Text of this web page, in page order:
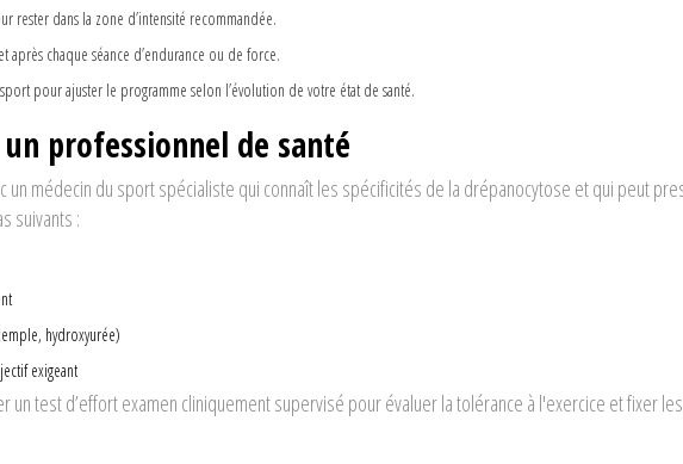
rester dans la zone d’intensité recommandée.
chaque séance d’endurance ou de force.
pour ajuster le programme selon l’évolution de votre état de santé.
professionnel de santé
un médecin du sportspécialiste qui connaît les spécificités de la drépanocytose et qui peut
suivants :
hydroxyurée)
exigeant
untest d’effortexamen cliniquement supervisé pour évaluer la tolérance à l'exercice et fixer